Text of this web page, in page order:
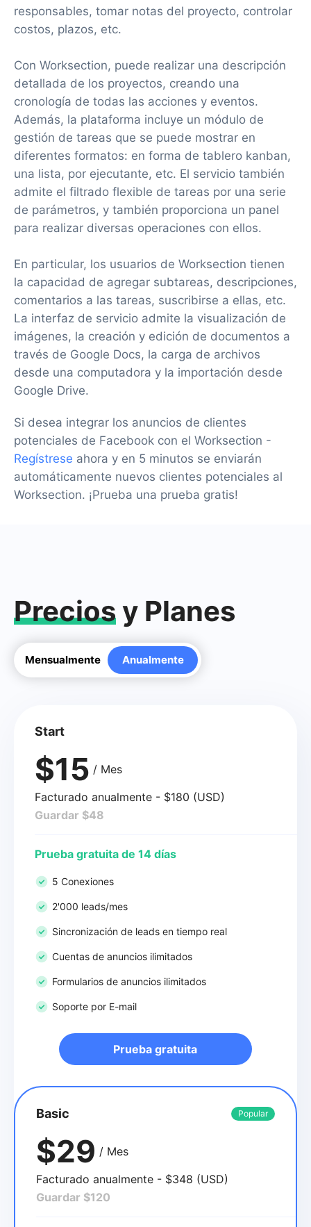
responsables, tomar notas del proyecto, controlar
costos, plazos, etc.
Con Worksection, puede realizar una descripción
detallada de los proyectos, creando una
cronología de todas las acciones y eventos.
Además, la plataforma incluye un módulo de
gestión de tareas que se puede mostrar en
diferentes formatos: en forma de tablero kanban,
una lista, por ejecutante, etc. El servicio también
admite el filtrado flexible de tareas por una serie
de parámetros, y también proporciona un panel
para realizar diversas operaciones con ellos.
En particular, los usuarios de Worksection tienen
la capacidad de agregar subtareas, descripciones,
comentarios a las tareas, suscribirse a ellas, etc.
La interfaz de servicio admite la visualización de
imágenes, la creación y edición de documentos a
través de Google Docs, la carga de archivos
desde una computadora y la importación desde
Google Drive.
Si desea integrar los anuncios de clientes
potenciales de Facebook con el Worksection -
Regístrese ahora y en 5 minutos se enviarán
automáticamente nuevos clientes potenciales al
Worksection. ¡Prueba una prueba gratis!
Preciosy Planes
Mensualmente Anualmente
Start
$15 / Mes
Facturado anualmente - $180 (USD)
Guardar $48
Prueba gratuita de 14 días
5 Conexiones
2'000 leads/mes
Sincronización de leads en tiempo real
Cuentas de anuncios ilimitados
Formularios de anuncios ilimitados
Soporte por E-mail
Prueba gratuita
Basic Popular
$29 / Mes
Facturado anualmente - $348 (USD)
Guardar $120